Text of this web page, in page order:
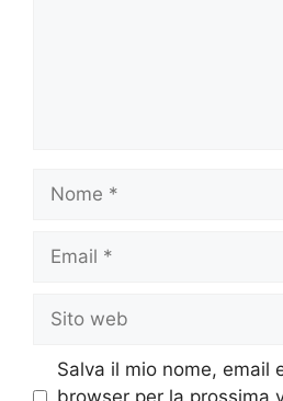
Nome
Email
Sito
web
Salva il mio nome, email